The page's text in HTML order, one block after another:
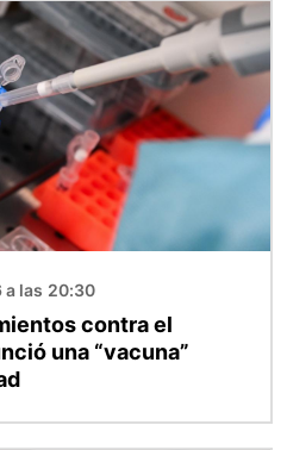
las 20:30
contra el
una “vacuna”